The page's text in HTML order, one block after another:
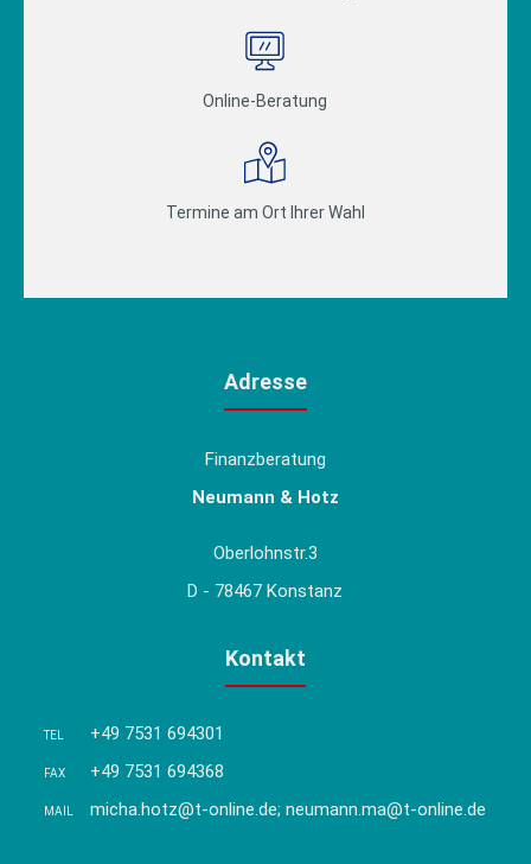
Online-Beratung
Termine am Ort Ihrer Wahl
Adresse
Finanzberatung
Neumann & Hotz
Oberlohnstr.3
D - 78467 Konstanz
Kontakt
TEL +49 7531 694301
FAX +49 7531 694368
MAIL micha.hotz@t-online.de; neumann.ma@t-online.de